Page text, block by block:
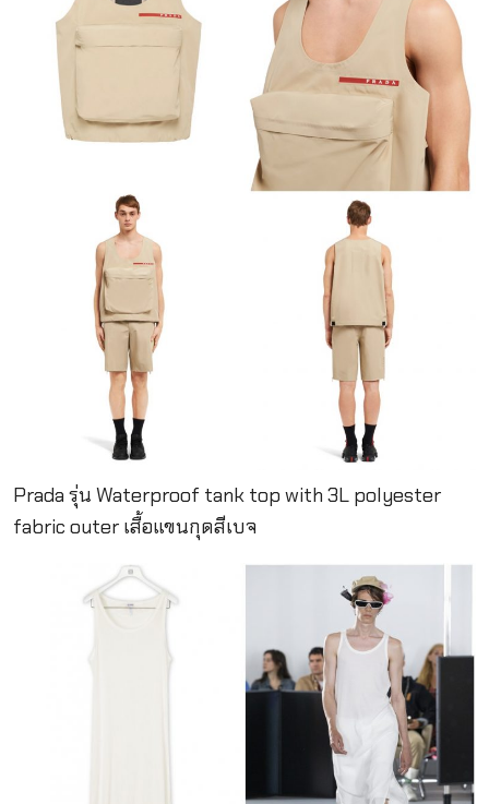
Prada รุ่น Waterproof tank top with 3L polyester
fabric outer เสื้อแขนกุดสีเบจ